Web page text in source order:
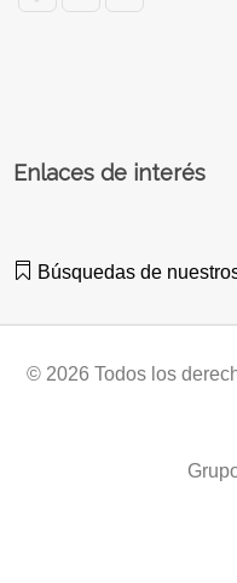
Enlaces de interés
Búsquedas de
© 2026 Todos los